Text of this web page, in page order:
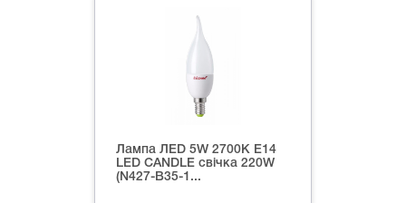
Лампа ЛED 5W 2700К Е14
LED CANDLE свічка 220W
(N427-B35-1...